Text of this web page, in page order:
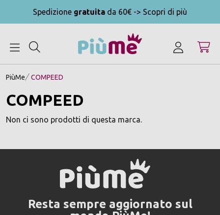
Spedizione gratuita da 60€ -> Scopri di più
PiùMe COMPEED
COMPEED
Non ci sono prodotti di questa marca.
Resta sempre aggiornato sul